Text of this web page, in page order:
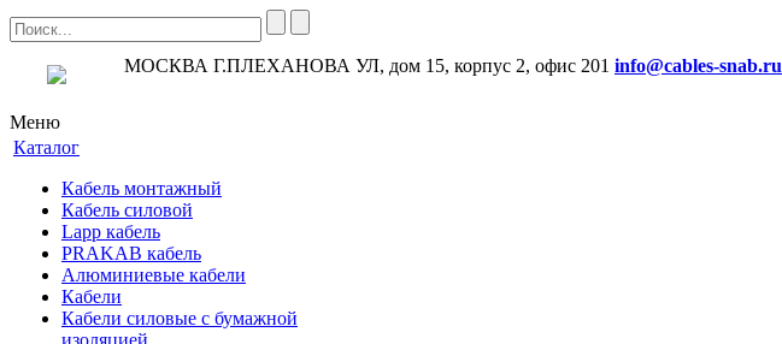
МОСКВА Г.ПЛЕХАНОВА УЛ, дом 15, корпус 2, офис 201 info@cables-snab.ru
Меню
Каталог
Кабель монтажный
Кабель силовой
Lapp кабель
PRAKAB кабель
Алюминиевые кабели
Кабели
Кабели силовые с бумажной
изоляцией